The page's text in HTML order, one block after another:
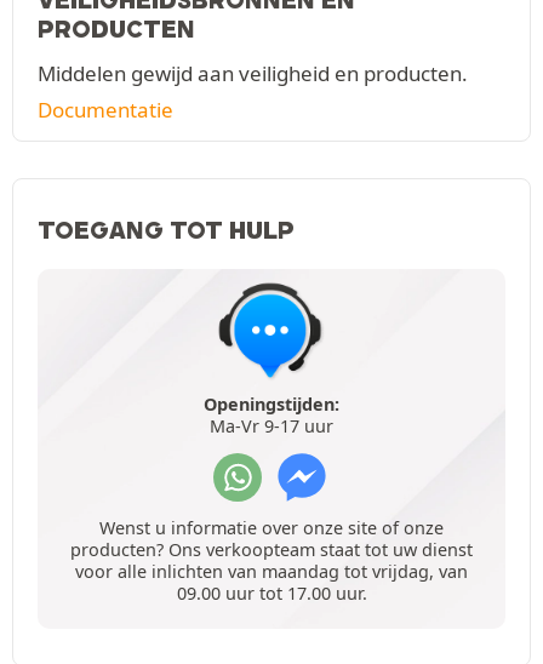
PRODUCTEN
Middelen gewijd aan veiligheid en producten.
Documentatie
TOEGANG TOT HULP
Openingstijden:
Ma-Vr 9-17 uur
Wenst u informatie over onze site of onze
producten? Ons verkoopteam staat tot uw dienst
voor alle inlichten van maandag tot vrijdag, van
09.00 uur tot 17.00 uur.